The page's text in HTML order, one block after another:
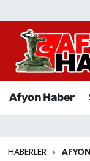
Afyon Haber
HABERLER
Afyon